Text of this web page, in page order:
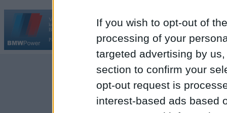
If you wish to opt-out of
processing of your
targeted advertising by
section to confirm your
opt-out request is
interest-based ads based
Vortāls BMWPower.lv darbojas
kopš 2002. gada 14. maija. Tas nav auto klubs un nav saistīts ar
BMW AG.
Par BMWPower
Kontakti | Reklāma